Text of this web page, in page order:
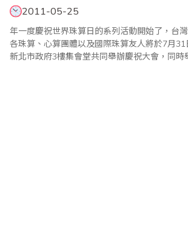
2011-05-25
年一度慶祝世界珠算日的系列活動開始了，台
各珠算、心算團體以及國際珠算友人將於7月
新北市政府3樓集會堂共同舉辦慶祝大會，同時